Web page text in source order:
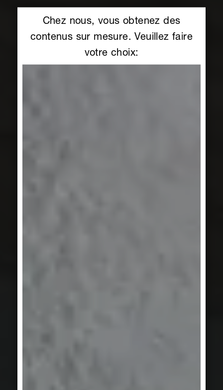
Chez nous, vous obtenez des
contenus sur mesure. Veuillez faire
votre choix: